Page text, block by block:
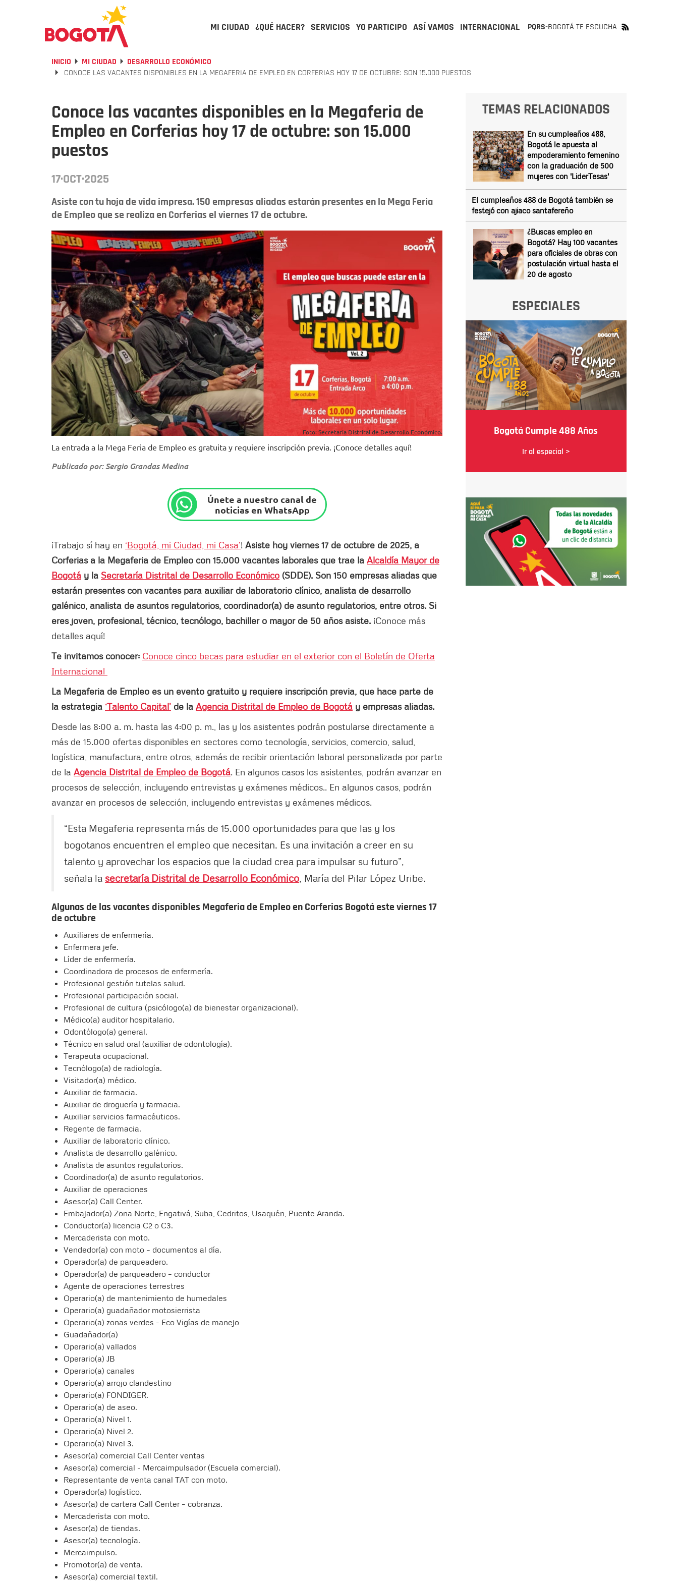
MI CIUDAD ¿QUÉ HACER? SERVICIOS YO PARTICIPO ASÍ VAMOS INTERNACIONAL PQRS-BOGOTÁ TE ESCUCHA
INICIO MI CIUDAD
DESARROLLO ECONÓMICO
CONOCE LAS VACANTES DISPONIBLES EN LA MEGAFERIA DE EMPLEO EN CORFERIAS HOY 17 DE OCTUBRE: SON 15.000 PUESTOS
Conoce las vacantes disponibles en la Megaferia de
Empleo en Corferias hoy 17 de octubre: son 15.000
puestos
17·OCT·2025
Asiste con tu hoja de vida impresa. 150 empresas aliadas estarán presentes en la Mega Feria
de Empleo que se realiza en Corferias el viernes 17 de octubre.
Foto: Secretaría Distrital de Desarrollo Económico.
La entrada a la Mega Feria de Empleo es gratuita y requiere inscripción previa. ¡Conoce detalles aquí!
Publicado por: Sergio Grandas Medina
Únete a nuestro canal de
noticias en WhatsApp
¡Trabajo sí hay en ‘Bogotá, mi Ciudad, mi Casa’! Asiste hoy viernes 17 de octubre de 2025, a
Corferias a la Megaferia de Empleo con 15.000 vacantes laborales que trae la Alcaldía Mayor de
Bogotá y la Secretaría Distrital de Desarrollo Económico (SDDE). Son 150 empresas aliadas que
estarán presentes con vacantes para auxiliar de laboratorio clínico, analista de desarrollo
galénico, analista de asuntos regulatorios, coordinador(a) de asunto regulatorios, entre otros. Si
eres joven, profesional, técnico, tecnólogo, bachiller o mayor de 50 años asiste. ¡Conoce más
detalles aquí!
Te invitamos conocer: Conoce cinco becas para estudiar en el exterior con el Boletín de Oferta
Internacional
La Megaferia de Empleo es un evento gratuito y requiere inscripción previa, que hace parte de
la estrategia ‘Talento Capital’ de la Agencia Distrital de Empleo de Bogotá y empresas aliadas.
Desde las 8:00 a. m. hasta las 4:00 p. m., las y los asistentes podrán postularse directamente a
más de 15.000 ofertas disponibles en sectores como tecnología, servicios, comercio, salud,
logística, manufactura, entre otros, además de recibir orientación laboral personalizada por parte
de la Agencia Distrital de Empleo de Bogotá. En algunos casos los asistentes, podrán avanzar en
procesos de selección, incluyendo entrevistas y exámenes médicos.. En algunos casos, podrán
avanzar en procesos de selección, incluyendo entrevistas y exámenes médicos.
“Esta Megaferia representa más de 15.000 oportunidades para que las y los
bogotanos encuentren el empleo que necesitan. Es una invitación a creer en su
talento y aprovechar los espacios que la ciudad crea para impulsar su futuro”,
señala la secretaría Distrital de Desarrollo Económico , María del Pilar López Uribe.
Algunas de las vacantes disponibles Megaferia de Empleo en Corferias Bogotá este viernes 17
de octubre
Auxiliares de enfermería.
Enfermera jefe.
Líder de enfermería.
Coordinadora de procesos de enfermería.
Profesional gestión tutelas salud.
Profesional participación social.
Profesional de cultura (psicólogo(a) de bienestar organizacional).
Médico(a) auditor hospitalario.
Odontólogo(a) general.
Técnico en salud oral (auxiliar de odontología).
Terapeuta ocupacional.
Tecnólogo(a) de radiología.
Visitador(a) médico.
⁠Auxiliar de farmacia.
Auxiliar de droguería y farmacia.
Auxiliar servicios farmacéuticos.
Regente de farmacia.
Auxiliar de laboratorio clínico.
Analista de desarrollo galénico.
Analista de asuntos regulatorios.
Coordinador(a) de asunto regulatorios.
Auxiliar de operaciones
Asesor(a) Call Center.
Embajador(a) Zona Norte, Engativá, Suba, Cedritos, Usaquén, Puente Aranda.
Conductor(a) licencia C2 o C3.
Mercaderista con moto.
Vendedor(a) con moto – documentos al día.
Operador(a) de parqueadero.
Operador(a) de parqueadero – conductor
Agente de operaciones terrestres
Operario(a) de mantenimiento de humedales
Operario(a) guadañador motosierrista
Operario(a) zonas verdes - Eco Vigías de manejo
Guadañador(a)
Operario(a) vallados
Operario(a) JB
Operario(a) canales
Operario(a) arrojo clandestino
Operario(a) FONDIGER.
Operario(a) de aseo.
Operario(a) Nivel 1.
Operario(a) Nivel 2.
Operario(a) Nivel 3.
Asesor(a) comercial Call Center ventas
Asesor(a) comercial - Mercaimpulsador (Escuela comercial).
Representante de venta canal TAT con moto.
Operador(a) logístico.
Asesor(a) de cartera Call Center – cobranza.
Mercaderista con moto.
Asesor(a) de tiendas.
Asesor(a) tecnología.
Mercaimpulso.
Promotor(a) de venta.
Asesor(a) comercial textil.
TEMAS RELACIONADOS
En su cumpleaños 488,
Bogotá le apuesta al
empoderamiento femenino
con la graduación de 500
mujeres con 'LiderTesas'
El cumpleaños 488 de Bogotá también se
festejó con ajiaco santafereño
¿Buscas empleo en
Bogotá? Hay 100 vacantes
para oficiales de obras con
postulación virtual hasta el
20 de agosto
ESPECIALES
Bogotá Cumple 488 Años
Ir al especial >